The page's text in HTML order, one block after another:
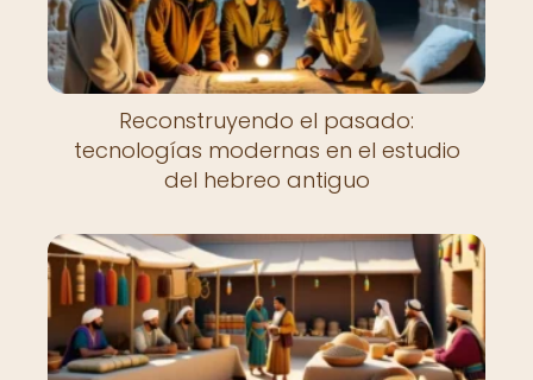
Reconstruyendo el pasado:
tecnologías modernas en el estudio
del hebreo antiguo